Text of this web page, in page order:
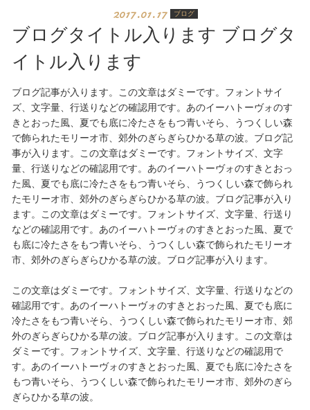
2017.01.17 ブログ
ブログタイトル入ります ブログタ
イトル入ります
ブログ記事が入ります。この文章はダミーです。フォントサイ
ズ、文字量、行送りなどの確認用です。あのイーハトーヴォのす
きとおった風、夏でも底に冷たさをもつ青いそら、うつくしい森
で飾られたモリーオ市、郊外のぎらぎらひかる草の波。ブログ記
事が入ります。この文章はダミーです。フォントサイズ、文字
量、行送りなどの確認用です。あのイーハトーヴォのすきとおっ
た風、夏でも底に冷たさをもつ青いそら、うつくしい森で飾られ
たモリーオ市、郊外のぎらぎらひかる草の波。ブログ記事が入り
ます。この文章はダミーです。フォントサイズ、文字量、行送り
などの確認用です。あのイーハトーヴォのすきとおった風、夏で
も底に冷たさをもつ青いそら、うつくしい森で飾られたモリーオ
市、郊外のぎらぎらひかる草の波。ブログ記事が入ります。
この文章はダミーです。フォントサイズ、文字量、行送りなどの
確認用です。あのイーハトーヴォのすきとおった風、夏でも底に
冷たさをもつ青いそら、うつくしい森で飾られたモリーオ市、郊
外のぎらぎらひかる草の波。ブログ記事が入ります。この文章は
ダミーです。フォントサイズ、文字量、行送りなどの確認用で
す。あのイーハトーヴォのすきとおった風、夏でも底に冷たさを
もつ青いそら、うつくしい森で飾られたモリーオ市、郊外のぎら
ぎらひかる草の波。